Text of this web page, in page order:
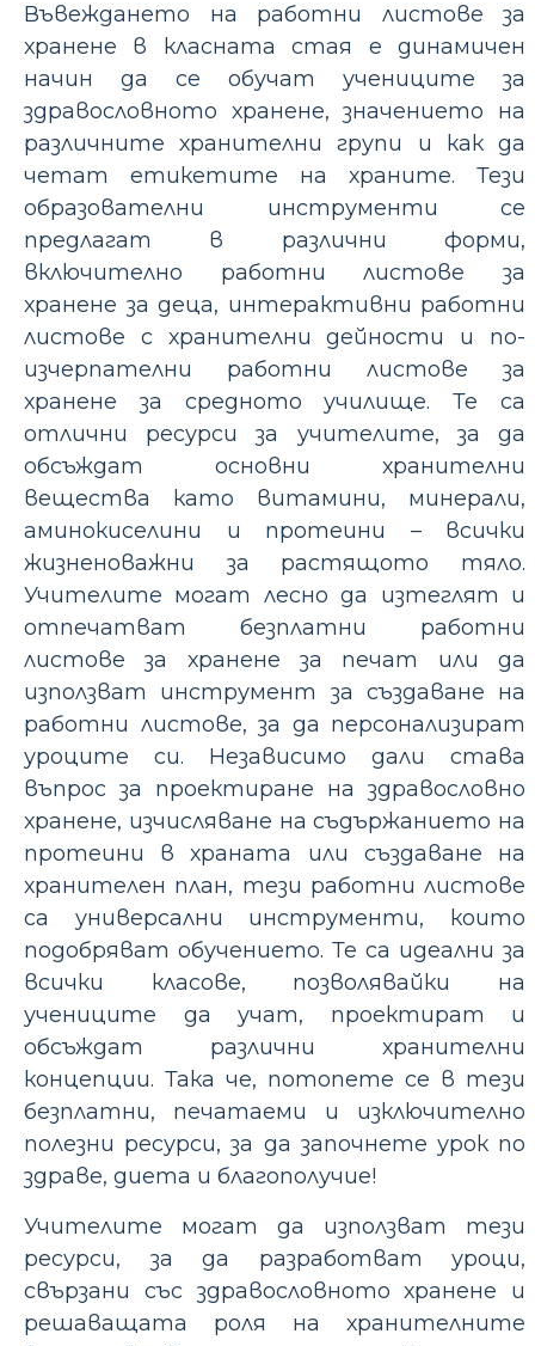
Въвеждането на работни листове за
хранене в класната стая е динамичен
начин да се обучат учениците за
здравословното хранене, значението на
различните хранителни групи и как да
четат етикетите на храните. Тези
образователни инструменти се
предлагат в различни форми,
включително работни листове за
хранене за деца, интерактивни работни
листове с хранителни дейности и по-
изчерпателни работни листове за
хранене за средното училище. Те са
отлични ресурси за учителите, за да
обсъждат основни хранителни
вещества като витамини, минерали,
аминокиселини и протеини – всички
жизненоважни за растящото тяло.
Учителите могат лесно да изтеглят и
отпечатват безплатни работни
листове за хранене за печат или да
използват инструмент за създаване на
работни листове, за да персонализират
уроците си. Независимо дали става
въпрос за проектиране на здравословно
хранене, изчисляване на съдържанието на
протеини в храната или създаване на
хранителен план, тези работни листове
са универсални инструменти, които
подобряват обучението. Те са идеални за
всички класове, позволявайки на
учениците да учат, проектират и
обсъждат различни хранителни
концепции. Така че, потопете се в тези
безплатни, печатаеми и изключително
полезни ресурси, за да започнете урок по
здраве, диета и благополучие!
Учителите могат да използват тези
ресурси, за да разработват уроци,
свързани със здравословното хранене и
решаващата роля на хранителните